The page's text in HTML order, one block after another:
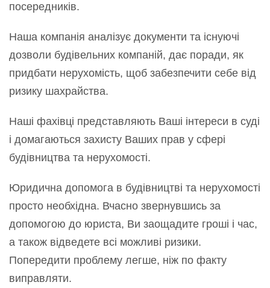
посередників.
Наша компанія аналізує документи та існуючі
дозволи будівельних компаній, дає поради, як
придбати нерухомість, щоб забезпечити себе від
ризику шахрайства.
Наші фахівці представляють Ваші інтереси в суді
і домагаються захисту Ваших прав у сфері
будівництва та нерухомості.
Юридична допомога в будівництві та нерухомості
просто необхідна. Вчасно звернувшись за
допомогою до юриста, Ви заощадите гроші і час,
а також відведете всі можливі ризики.
Попередити проблему легше, ніж по факту
виправляти.